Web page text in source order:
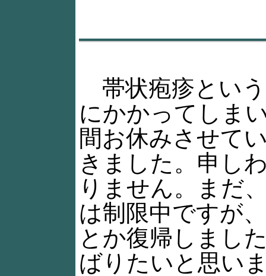
帯状疱疹とい
にかかってしま
間お休みさせて
きました。申し
りません。まだ
は制限中ですが
とか復帰しまし
ばりたいと思い